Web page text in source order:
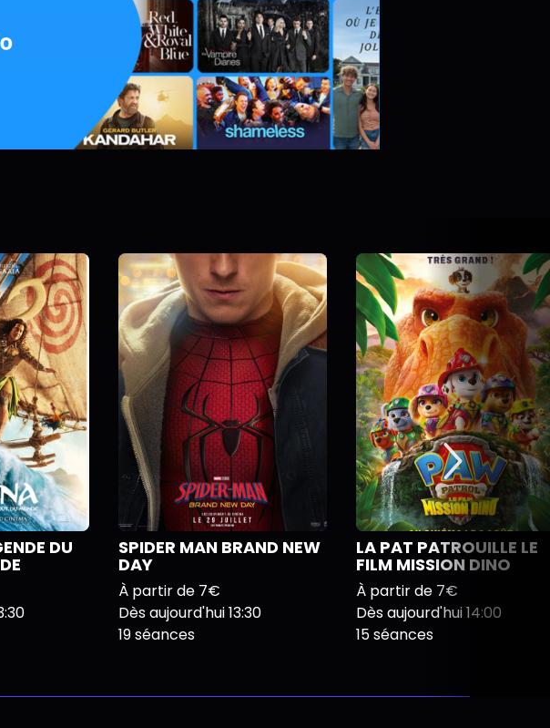
DU SPIDER MAN BRAND NEW
DAY
À partir de 7€
Dès aujourd'hui 13:30
19 séances
LA PAT PATROUILLE LE
FILM MISSION DINO
À partir de 7€
Dès aujourd'hui 14:00
15 séances